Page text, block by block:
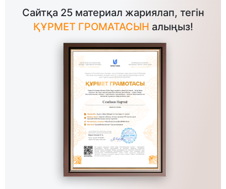
Сайтқа 25 материал жариялап, тегін
ҚҰРМЕТ ГРОМАТАСЫН алыңыз!